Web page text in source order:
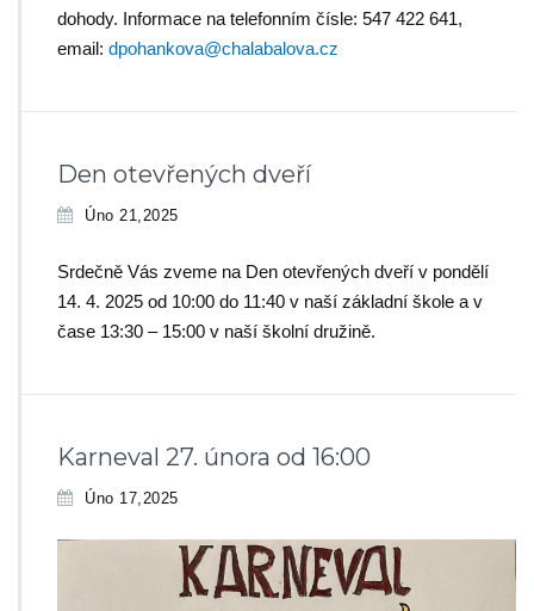
dohody. Informace na telefonním čísle: 547 422 641,
email: dpohankova@chalabalova.cz
Den otevřených dveří
Úno 21,2025
Srdečně Vás zveme na Den otevřených dveří v pondělí
14. 4. 2025 od 10:00 do 11:40 v naší základní škole a v
čase 13:30 – 15:00 v naší školní družině.
Karneval 27. února od 16:00
Úno 17,2025